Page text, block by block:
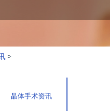
>
晶体手术资讯